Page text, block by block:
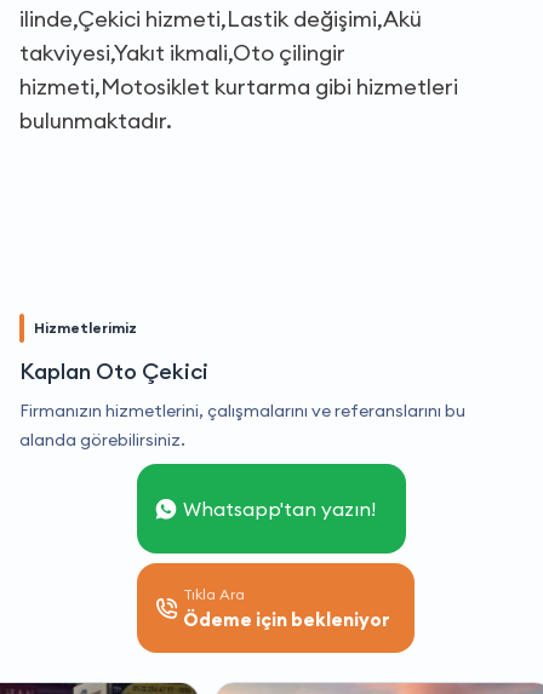
ilinde,Çekici hizmeti,Lastik değişimi,Akü
takviyesi,Yakıt ikmali,Oto çilingir
hizmeti,Motosiklet kurtarma gibi hizmetleri
bulunmaktadır.
Hizmetlerimiz
Kaplan Oto Çekici
Firmanızın hizmetlerini, çalışmalarını ve referanslarını bu
alanda görebilirsiniz.
Whatsapp'tan yazın!
Tıkla Ara
Ödeme için bekleniyor